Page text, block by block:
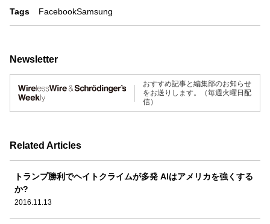
Tags FacebookSamsung
Newsletter
おすすめ記事と編集部のお知らせ
をお送りします。（毎週火曜日配
信）
Related Articles
トランプ勝利でヘイトクライムが多発 AIはアメリカを強くする
か?
2016.11.13